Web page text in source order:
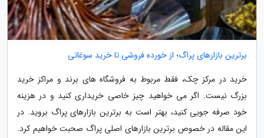
برترین بازارهای پراگ؛ از خورده فروشی تا خرید سوغاتی
خرید در مرکز چک، فقط مربوط به فروشگاه های برند و مراکز خرید
بزرگ نیست. اگر می خواهید چیز خاصی خریداری کنید و در هزینه
خود صرفه جویی کنید، بهتر است به برترین بازارهای پراگ بروید. در
این مقاله در خصوص برترین بازارهای اصلی پراگ صحبت خواهیم کرد.